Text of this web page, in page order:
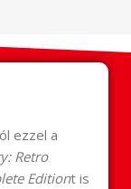
ezzel a
Retro
Editiont is